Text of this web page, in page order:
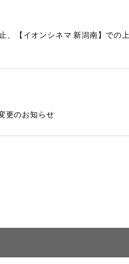
【イオンシネマ 新潟南】での上
更のお知らせ